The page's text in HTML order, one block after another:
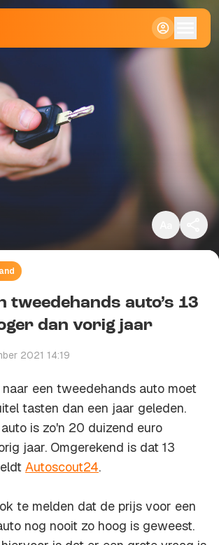
tweedehands auto’s 13
dan vorig jaar
2021 14:19
een tweedehands auto moet
tasten dan een jaar geleden.
is zo'n 20 duizend euro
jaar. Omgerekend is dat 13
Autoscout24.
te melden dat de prijs voor een
nog nooit zo hoog is geweest.